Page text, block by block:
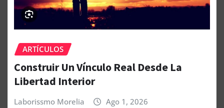
ARTÍCULOS
Construir Un Vínculo Real Desde La
Libertad Interior
Laborissmo Morelia Ago 1, 2026